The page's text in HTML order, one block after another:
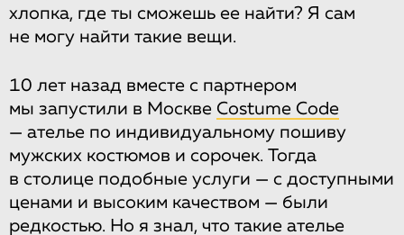
хлопка, где ты сможешь ее найти? Я сам
не могу найти такие вещи.
10 лет назад вместе с партнером
мы запустили в Москве Costume Code
— ателье по индивидуальному пошиву
мужских костюмов и сорочек. Тогда
в столице подобные услуги — с доступными
ценами и высоким качеством — были
редкостью. Но я знал, что такие ателье